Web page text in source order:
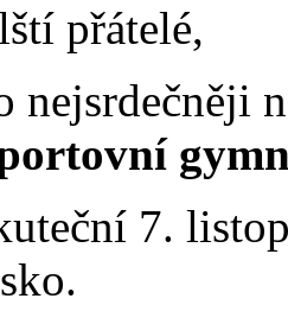
přátelé,
nejsrdečněji
7.